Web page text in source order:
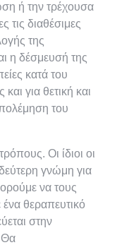
ή την τρέχουσα
τις διαθέσιμες
της
η δέσμευσή της
κατά του
για θετική και
του
Οι ίδιοι οι
γνώμη για
να τους
θεραπευτικό
στην
Θα